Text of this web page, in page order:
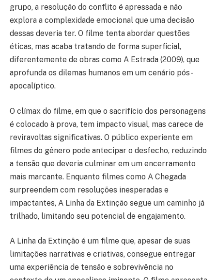
grupo, a resolução do conflito é apressada e não
explora a complexidade emocional que uma decisão
dessas deveria ter. O filme tenta abordar questões
éticas, mas acaba tratando de forma superficial,
diferentemente de obras como A Estrada (2009), que
aprofunda os dilemas humanos em um cenário pós-
apocalíptico.
O clímax do filme, em que o sacrifício dos personagens
é colocado à prova, tem impacto visual, mas carece de
reviravoltas significativas. O público experiente em
filmes do gênero pode antecipar o desfecho, reduzindo
a tensão que deveria culminar em um encerramento
mais marcante. Enquanto filmes como A Chegada
surpreendem com resoluções inesperadas e
impactantes, A Linha da Extinção segue um caminho já
trilhado, limitando seu potencial de engajamento.
A Linha da Extinção é um filme que, apesar de suas
limitações narrativas e criativas, consegue entregar
uma experiência de tensão e sobrevivência no